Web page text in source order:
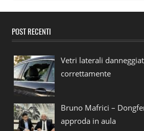
POST RECENTI
Vetri laterali
correttamente
Bruno Mafrici –
approda in aula